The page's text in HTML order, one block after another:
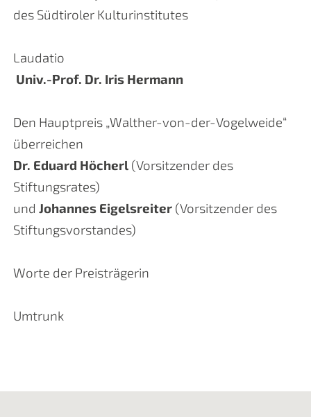
des Südtiroler Kulturinstitutes
Laudatio
Univ.-Prof. Dr. Iris Hermann
Den Hauptpreis „Walther-von-der-Vogelweide“
überreichen
Dr. Eduard Höcherl(Vorsitzender des
Stiftungsrates)
und Johannes Eigelsreiter(Vorsitzender des
Stiftungsvorstandes)
Worte der Preisträgerin
Umtrunk